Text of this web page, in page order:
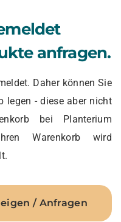
anfragen.
Daher können Sie
legen - diese aber nicht
bei Planterium
Warenkorb wird
/ Anfragen